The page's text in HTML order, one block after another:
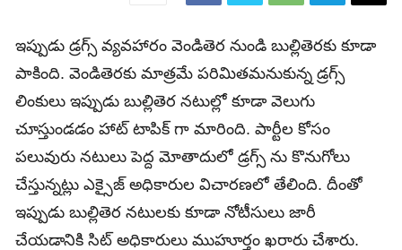
ఇప్పుడు డ్రగ్స్ వ్యవహారం వెండితెర నుండి బుల్లితెరకు కూడా
పాకింది. వెండితెరకు మాత్రమే పరిమితమనుకున్న డ్రగ్స్
లింకులు ఇప్పుడు బుల్లితెర నటుల్లో కూడా వెలుగు
చూస్తుండడం హాట్ టాపిక్ గా మారింది. పార్టీల కోసం
పలువురు నటులు పెద్ద మోతాదులో డ్రగ్స్ ను కొనుగోలు
చేస్తున్నట్లు ఎక్సైజ్ అధికారుల విచారణలో తేలింది. దీంతో
ఇప్పుడు బుల్లితెర నటులకు కూడా నోటీసులు జారీ
చేయడానికి సిట్ అధికారులు ముహూర్తం ఖరారు చేశారు.